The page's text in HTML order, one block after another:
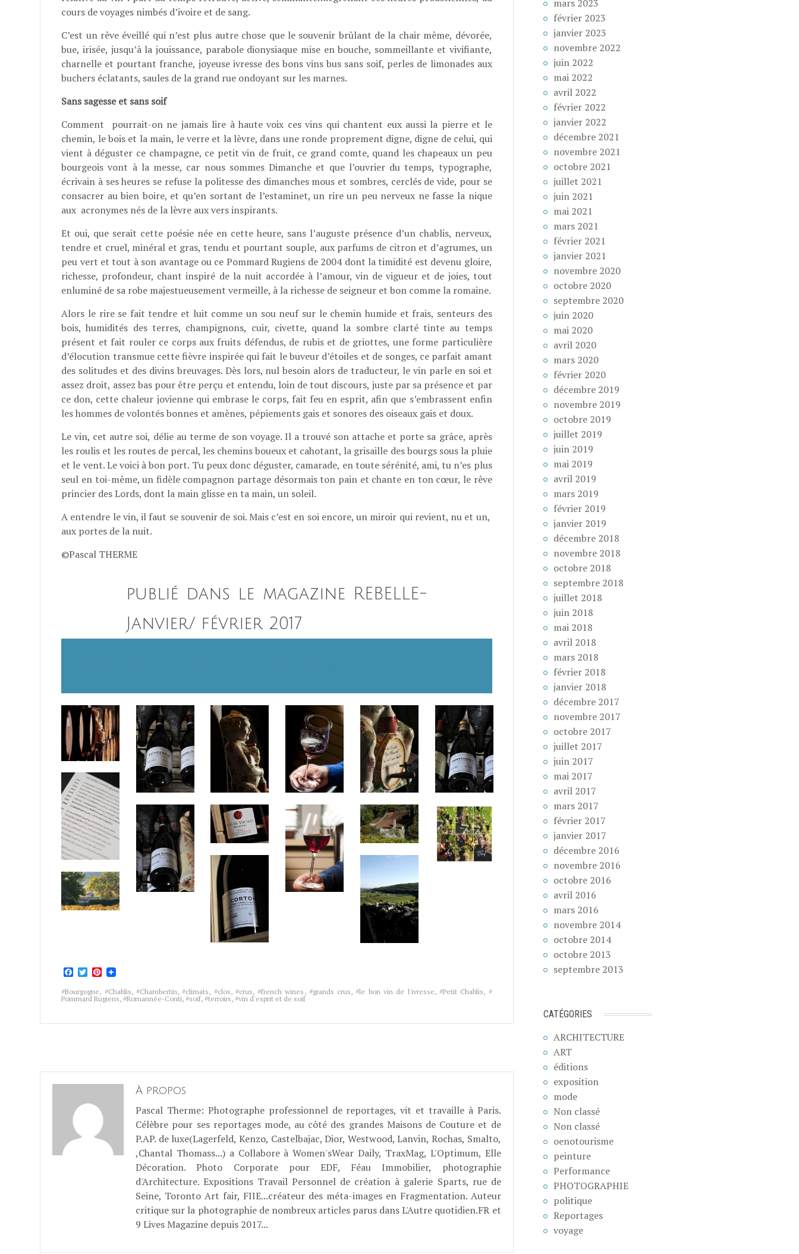
cours de voyages nimbés d’ivoire et de sang.
C’est un rêve éveillé qui n’est plus autre chose que le souvenir brûlant de la chair même, dévorée,
bue, irisée, jusqu’à la jouissance, parabole dionysiaque mise en bouche, sommeillante et vivifiante,
charnelle et pourtant franche, joyeuse ivresse des bons vins bus sans soif, perles de limonades aux
buchers éclatants, saules de la grand rue ondoyant sur les marnes.
Sans sagesse et sans soif
Comment pourrait-on ne jamais lire à haute voix ces vins qui chantent eux aussi la pierre et le
chemin, le bois et la main, le verre et la lèvre, dans une ronde proprement digne, digne de celui, qui
vient à déguster ce champagne, ce petit vin de fruit, ce grand comte, quand les chapeaux un peu
bourgeois vont à la messe, car nous sommes Dimanche et que l’ouvrier du temps, typographe,
écrivain à ses heures se refuse la politesse des dimanches mous et sombres, cerclés de vide, pour se
consacrer au bien boire, et qu’en sortant de l’estaminet, un rire un peu nerveux ne fasse la nique
aux acronymes nés de la lèvre aux vers inspirants.
Et oui, que serait cette poésie née en cette heure, sans l’auguste présence d’un chablis, nerveux,
tendre et cruel, minéral et gras, tendu et pourtant souple, aux parfums de citron et d’agrumes, un
peu vert et tout à son avantage ou ce Pommard Rugiens de 2004 dont la timidité est devenu gloire,
richesse, profondeur, chant inspiré de la nuit accordée à l’amour, vin de vigueur et de joies, tout
enluminé de sa robe majestueusement vermeille, à la richesse de seigneur et bon comme la romaine.
Alors le rire se fait tendre et luit comme un sou neuf sur le chemin humide et frais, senteurs des
bois, humidités des terres, champignons, cuir, civette, quand la sombre clarté tinte au temps
présent et fait rouler ce corps aux fruits défendus, de rubis et de griottes, une forme particulière
d’élocution transmue cette fièvre inspirée qui fait le buveur d’étoiles et de songes, ce parfait amant
des solitudes et des divins breuvages. Dès lors, nul besoin alors de traducteur, le vin parle en soi et
assez droit, assez bas pour être perçu et entendu, loin de tout discours, juste par sa présence et par
ce don, cette chaleur jovienne qui embrase le corps, fait feu en esprit, afin que s’embrassent enfin
les hommes de volontés bonnes et amènes, pépiements gais et sonores des oiseaux gais et doux.
Le vin, cet autre soi, délie au terme de son voyage. Il a trouvé son attache et porte sa grâce, après
les roulis et les routes de percal, les chemins boueux et cahotant, la grisaille des bourgs sous la pluie
et le vent. Le voici à bon port. Tu peux donc déguster, camarade, en toute sérénité, ami, tu n’es plus
seul en toi-même, un fidèle compagnon partage désormais ton pain et chante en ton cœur, le rêve
princier des Lords, dont la main glisse en ta main, un soleil.
A entendre le vin, il faut se souvenir de soi. Mais c’est en soi encore, un miroir qui revient, nu et un,
aux portes de la nuit.
©Pascal THERME
publié dans le magazine REBELLE-
Janvier/ février 2017
Facebook
TwitterPinterest
Bourgogne Chablis Chambertin , climats clos crus , french wines grands crus , le bon vin de l'ivresse , Petit Chablis
Pommard Rugiens , Romannée-Conti , soif, terroirs, vin d'esprit et de soif
À propos
Pascal Therme: Photographe professionnel de reportages, vit et travaille à Paris.
Célèbre pour ses reportages mode, au côté des grandes Maisons de Couture et de
P.AP. de luxe(Lagerfeld, Kenzo, Castelbajac, Dior, Westwood, Lanvin, Rochas, Smalto,
,Chantal Thomass...) a Collabore à Women'sWear Daily, TraxMag, L'Optimum, Elle
Décoration. Photo Corporate pour EDF, Féau Immobilier, photographie
d'Architecture. Expositions Travail Personnel de création à galerie Sparts, rue de
Seine, Toronto Art fair, FIIE...créateur des méta-images en Fragmentation. Auteur
critique sur la photographie de nombreux articles parus dans L'Autre quotidien.FR et
9 Lives Magazine depuis 2017...
mars 2023
février 2023
janvier 2023
novembre 2022
juin 2022
mai 2022
avril 2022
février 2022
janvier 2022
décembre 2021
novembre 2021
octobre 2021
juillet 2021
juin 2021
mai 2021
mars 2021
février 2021
janvier 2021
novembre 2020
octobre 2020
septembre 2020
juin 2020
mai 2020
avril 2020
mars 2020
février 2020
décembre 2019
novembre 2019
octobre 2019
juillet 2019
juin 2019
mai 2019
avril 2019
mars 2019
février 2019
janvier 2019
décembre 2018
novembre 2018
octobre 2018
septembre 2018
juillet 2018
juin 2018
mai 2018
avril 2018
mars 2018
février 2018
janvier 2018
décembre 2017
novembre 2017
octobre 2017
juillet 2017
juin 2017
mai 2017
avril 2017
mars 2017
février 2017
janvier 2017
décembre 2016
novembre 2016
octobre 2016
avril 2016
mars 2016
novembre 2014
octobre 2014
octobre 2013
septembre 2013
CATÉGORIES
ARCHITECTURE
ART
éditions
exposition
mode
Non classé
Non classé
oenotourisme
peinture
Performance
PHOTOGRAPHIE
politique
Reportages
voyage